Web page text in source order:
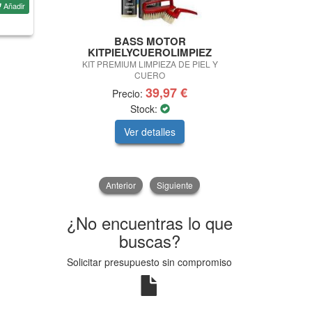
Añadir
BASS MOTOR
KITPIELYCUEROLIMPIEZ
KIT PREMIUM LIMPIEZA DE PIEL Y
CUERO
Precio: 39,97 €
Stock:
Ver detalles
Anterior Siguiente
¿No encuentras lo que
buscas?
Solicitar presupuesto sin compromiso